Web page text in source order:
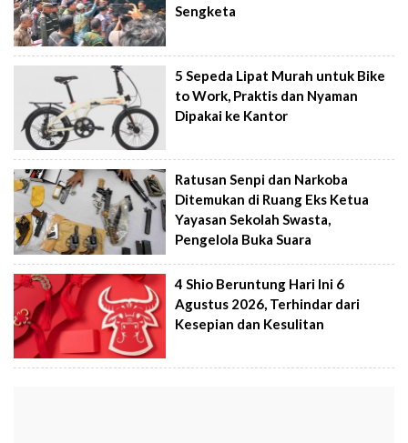
Sengketa
5 Sepeda Lipat Murah untuk Bike
to Work, Praktis dan Nyaman
Dipakai ke Kantor
Ratusan Senpi dan Narkoba
Ditemukan di Ruang Eks Ketua
Yayasan Sekolah Swasta,
Pengelola Buka Suara
4 Shio Beruntung Hari Ini 6
Agustus 2026, Terhindar dari
Kesepian dan Kesulitan